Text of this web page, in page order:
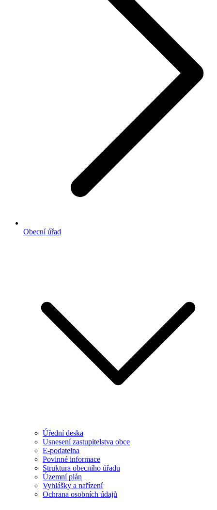
Obecní úřad
Úřední deska
Usnesení zastupitelstva obce
E-podatelna
Povinné informace
Struktura obecního úřadu
Územní plán
Vyhlášky a nařízení
Ochrana osobních údajů